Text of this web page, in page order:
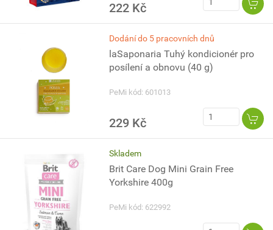
222 Kč
Dodání do 5 pracovních dnů
laSaponaria Tuhý kondicionér pro
posílení a obnovu (40 g)
PeMi kód: 601013
229 Kč
Skladem
Brit Care Dog Mini Grain Free
Yorkshire 400g
PeMi kód: 622992